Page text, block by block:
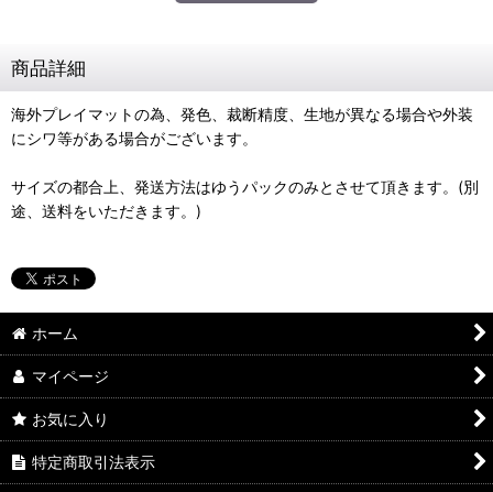
商品詳細
海外プレイマットの為、発色、裁断精度、生地が異なる場合や外装
にシワ等がある場合がございます。
サイズの都合上、発送方法はゆうパックのみとさせて頂きます。(別
途、送料をいただきます。)
ホーム
マイページ
お気に入り
特定商取引法表示